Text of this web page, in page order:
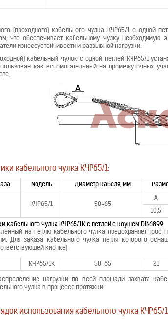
(проходного) кабельного чулка КЧР65/1 с одной
что обеспечивает кабельному чулку необходимую
износоустойчивости и разрывной нагрузки.
кабельный чулок с одной петлей КЧР65/1
как вспомогательный на промежуточных
кабельного чулка КЧР65/1:
Модель Диаметр кабеля, мм
КЧР65/1 50-65
А
10,5
кабельного чулка КЧР65/1К с петлей с коушем DIN6899:
на петлю кабельного чулка предохраняет трос
Для заказа кабельного чулка петля которого
кнопке)
КЧР65/1К 50-65 21
нагрузки по всей площади захвата
чулка в процессе протяжки.
использования кабельного чулка КЧР65/